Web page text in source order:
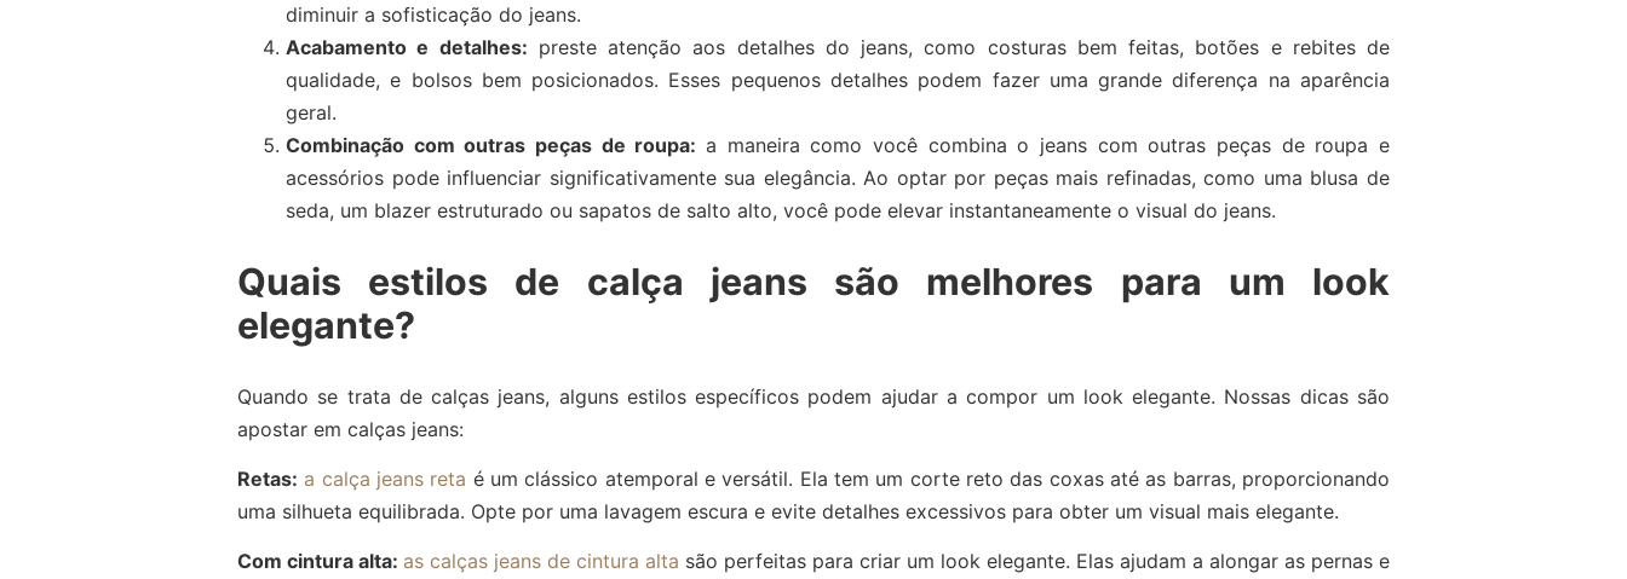
diminuir a sofisticação do jeans.
Acabamento e detalhes: preste atenção aos detalhes do jeans, como costuras bem feitas, botões e rebites de
qualidade, e bolsos bem posicionados. Esses pequenos detalhes podem fazer uma grande diferença na aparência
geral.
Combinação com outras peças de roupa: a maneira como você combina o jeans com outras peças de roupa e
acessórios pode influenciar significativamente sua elegância. Ao optar por peças mais refinadas, como uma blusa de
seda, um blazer estruturado ou sapatos de salto alto, você pode elevar instantaneamente o visual do jeans.
Quais estilos de calça jeans são melhores para um look
elegante?
Quando se trata de calças jeans, alguns estilos específicos podem ajudar a compor um look elegante. Nossas dicas são
apostar em calças jeans:
Retas: a calça jeans reta é um clássico atemporal e versátil. Ela tem um corte reto das coxas até as barras, proporcionando
uma silhueta equilibrada. Opte por uma lavagem escura e evite detalhes excessivos para obter um visual mais elegante.
Com cintura alta: as calças jeans de cintura alta são perfeitas para criar um look elegante. Elas ajudam a alongar as pernas e